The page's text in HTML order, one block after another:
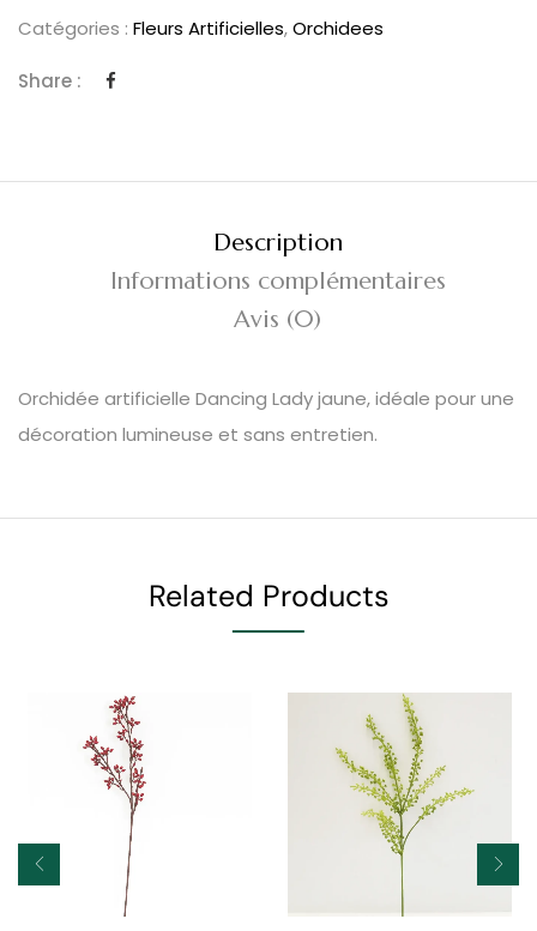
Catégories : Fleurs Artificielles,Orchidees
Share :
Description
Informations complémentaires
Avis (0)
Orchidée artificielle Dancing Lady jaune, idéale pour une
décoration lumineuse et sans entretien.
Related Products